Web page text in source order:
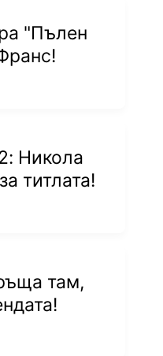
"Пълен
Никола
титлата!
там,